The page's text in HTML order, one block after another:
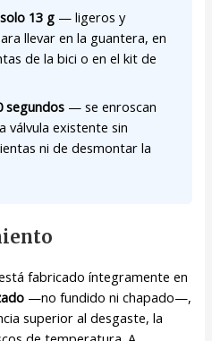
13 g — ligeros y
llevar en la guantera, en
de la bici o en el kit de
segundos — se enroscan
válvula existente sin
ni de desmontar la
fabricado íntegramente en
—no fundido ni chapado—,
superior al desgaste, la